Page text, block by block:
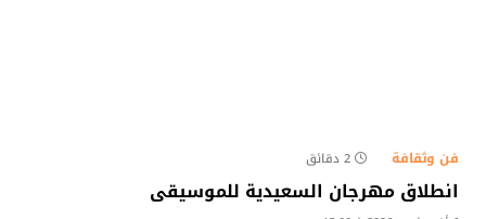
فن وثقافة 2 دقائق
انطلاق مهرجان السعيدية للموسيقى